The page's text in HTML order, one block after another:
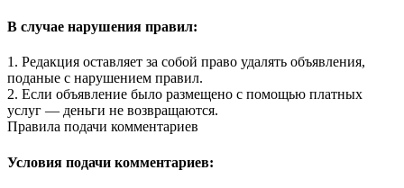
В случае нарушения правил:
1. Редакция оставляет за собой право удалять объявления,
поданые с нарушением правил.
2. Если объявление было размещено с помощью платных
услуг — деньги не возвращаются.
Правила подачи комментариев
Условия подачи комментариев: